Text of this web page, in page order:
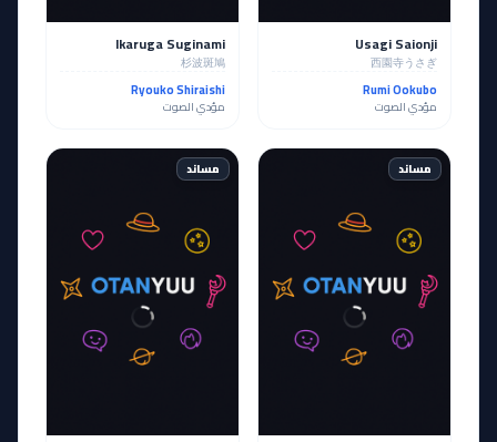
Usagi Saionji
西園寺うさぎ
Rumi Ookubo
مؤدي الصوت
Ikaruga Suginami
杉波斑鳩
Ryouko Shiraishi
مؤدي الصوت
مساند مساند